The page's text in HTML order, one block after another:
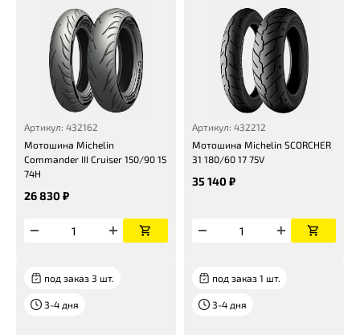
Артикул: 432162
Мотошина Michelin
Commander III Cruiser 150/90 15
74H
26 830 ₽
Артикул: 432212
Мотошина Michelin SCORCHER
31 180/60 17 75V
35 140 ₽
под заказ 3 шт.
3-4 дня
под заказ 1 шт.
3-4 дня